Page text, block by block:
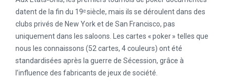
datent de la fin du 19ᵉ siècle, mais ils se déroulent dans des
clubs privés de New York et de San Francisco, pas
uniquement dans les saloons. Les cartes « poker » telles que
nous les connaissons (52 cartes, 4 couleurs) ont été
standardisées après la guerre de Sécession, grâce à
l’influence des fabricants de jeux de société.